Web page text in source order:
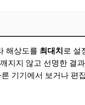
해상도를 최대치 로 설
지지 않고 선명한 결
기기에서 보거나 편